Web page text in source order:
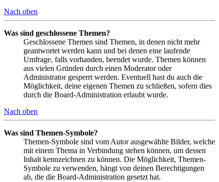
Nach oben
Was sind geschlossene Themen?
Geschlossene Themen sind Themen, in denen nicht mehr
geantwortet werden kann und bei denen eine laufende
Umfrage, falls vorhanden, beendet wurde. Themen können
aus vielen Gründen durch einen Moderator oder
Administrator gesperrt werden. Eventuell hast du auch die
Möglichkeit, deine eigenen Themen zu schließen, sofern dies
durch die Board-Administration erlaubt wurde.
Nach oben
Was sind Themen-Symbole?
Themen-Symbole sind vom Autor ausgewählte Bilder, welche
mit einem Thema in Verbindung stehen können, um dessen
Inhalt kennzeichnen zu können. Die Möglichkeit, Themen-
Symbole zu verwenden, hängt von deinen Berechtigungen
ab, die die Board-Administration gesetzt hat.